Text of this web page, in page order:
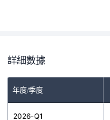
詳細數據
年度/季度
存貨週轉天數
2026-Q1